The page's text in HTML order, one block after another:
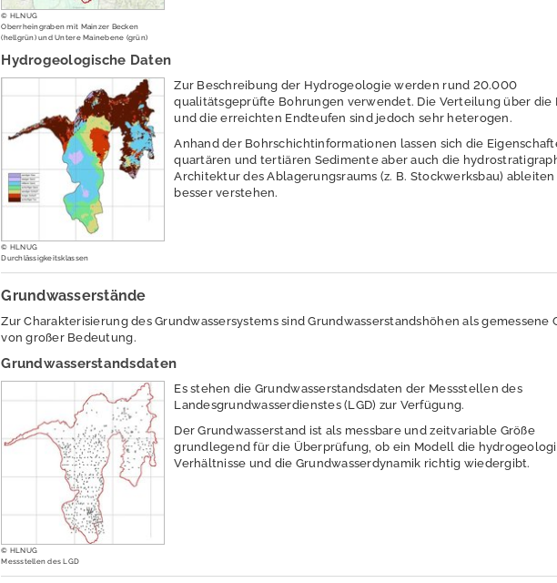
© HLNUG
Oberrheingraben mit Mainzer Becken
(hellgrün) und Untere Mainebene (grün)
Hydrogeologische Daten
© HLNUG
Durchlässigkeitsklassen
Zur Beschreibung der Hydrogeologie werden rund 20.000
qualitätsgeprüfte Bohrungen verwendet. Die Verteilung über die
und die erreichten Endteufen sind jedoch sehr heterogen.
Anhand der Bohrschichtinformationen lassen sich die
quartären und tertiären Sedimente aber auch die
Architektur des Ablagerungsraums (z. B. Stockwerksbau)
besser verstehen.
Grundwasserstände
Zur Charakterisierung des Grundwassersystems sind Grundwasserstandshöhen als gemessene
von großer Bedeutung.
Grundwasserstandsdaten
© HLNUG
Messstellen des LGD
Es stehen die Grundwasserstandsdaten der Messstellen des
Landesgrundwasserdienstes (LGD) zur Verfügung.
Der Grundwasserstand ist als messbare und zeitvariable Größe
grundlegend für die Überprüfung, ob ein Modell die
Verhältnisse und die Grundwasserdynamik richtig wiedergibt.